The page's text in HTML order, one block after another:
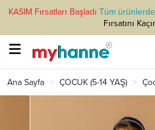
KASIM Fırsatları Başladı Tüm
Fırsatını
Ana Sayfa ÇOCUK (5-14 YAŞ)